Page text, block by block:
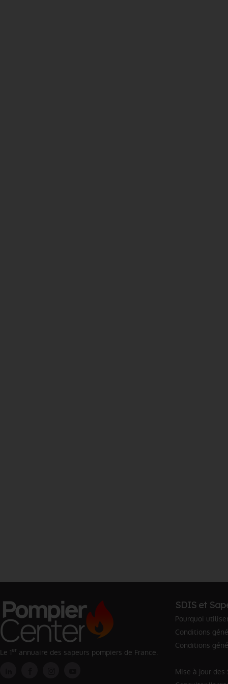
Le 1er annuaire des sapeurs pompiers de France.
SDIS et
Pourquoi
Conditions
Conditions
Mise à jour des